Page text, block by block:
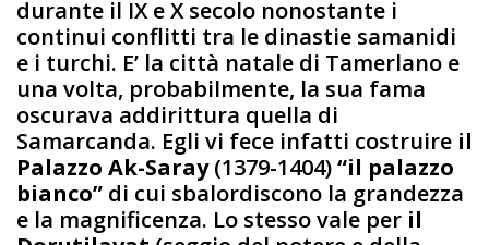
durante il IX e X secolo nonostante i
continui conflitti tra le dinastie samanidi
e i turchi. E’ la città natale di Tamerlano e
una volta, probabilmente, la sua fama
oscurava addirittura quella di
Samarcanda. Egli vi fece infatti costruire il
Palazzo Ak-Saray(1379-1404)“il palazzo
bianco” di cui sbalordiscono la grandezza
e la magnificenza. Lo stesso vale per il